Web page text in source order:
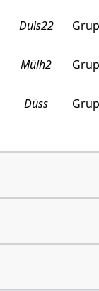
Duis22
Mülh2
Düss